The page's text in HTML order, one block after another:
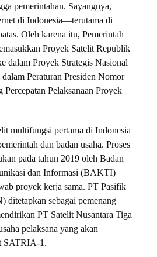
pemerintahan. Sayangnya,
di Indonesia—terutama di
Oleh karena itu, Pemerintah
Proyek Satelit Republik
dalam Proyek Strategis Nasional
Peraturan Presiden Nomor
Percepatan Pelaksanaan Proyek
multifungsi pertama di Indonesia
dan badan usaha. Proses
pada tahun 2019 oleh Badan
dan Informasi (BAKTI)
proyek kerja sama. PT Pasifik
ditetapkan sebagai pemenang
PT Satelit Nusantara Tiga
pelaksana yang akan
SATRIA-1.